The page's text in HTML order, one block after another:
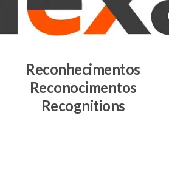
Reconhecimentos
Reconocimentos
Recognitions